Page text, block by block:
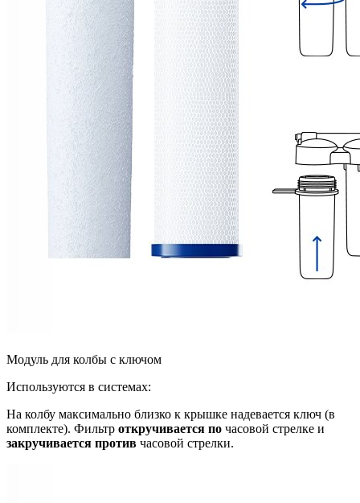
Модуль для колбы с ключом
Используются в системах:
На колбу максимально близко к крышке надевается ключ (в
комплекте). Фильтр откручивается по часовой стрелке и
закручивается против часовой стрелки.